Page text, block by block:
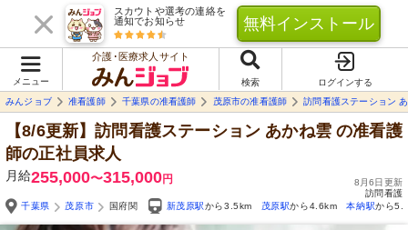
スカウトや選考の連絡を
通知でお知らせ
無料インストール
メニュー
介護･医療求人サイト
検索
ログインする
みんジョブ
准看護師 千葉県の准看護師 茂原市の准看護師 訪問看護ステーション
【8/6更新】訪問看護ステーション あかね雲の准看護
師の正社員求人
月給255,000〜315,000円
8月6日更新
訪問看護
千葉県
茂原市 国府関 新茂原駅から3.5km 茂原駅から4.6km 本納駅から